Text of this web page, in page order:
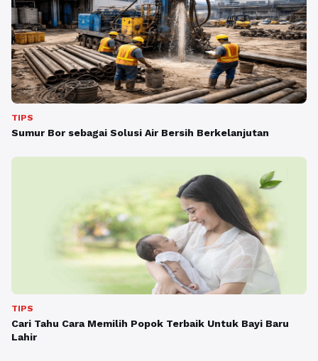
TIPS
Sumur Bor sebagai Solusi Air Bersih Berkelanjutan
TIPS
Cari Tahu Cara Memilih Popok Terbaik Untuk Bayi Baru
Lahir